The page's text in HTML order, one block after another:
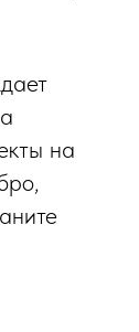
на